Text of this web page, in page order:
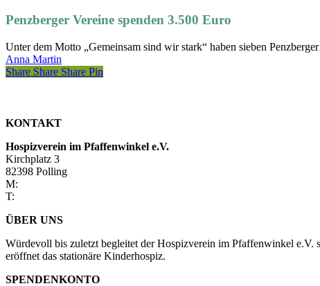
3.500
Penzberger Vereine spenden 3.500 Euro
Unter dem Motto „Gemeinsam sind wir stark“ haben sieben
Anna Martin
Share
Share Share Share Pin
KONTAKT
Hospizverein im Pfaffenwinkel e.V.
Kirchplatz 3
82398 Polling
M:
T:
ÜBER UNS
Würdevoll bis zuletzt begleitet der Hospizverein im Pfaffenwinkel e.V.
eröffnet das stationäre Kinderhospiz.
SPENDENKONTO